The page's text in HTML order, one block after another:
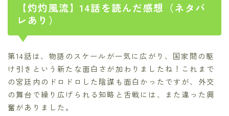
【灼灼風流】14話を読んだ感想（ネタバ
レあり）
第14話は、物語のスケールが一気に広がり、国家間の駆
け引きという新たな面白さが加わりましたね！これまで
の宮廷内のドロドロした陰謀も面白かったですが、外交
の舞台で繰り広げられる知略と舌戦には、また違った興
奮がありました。